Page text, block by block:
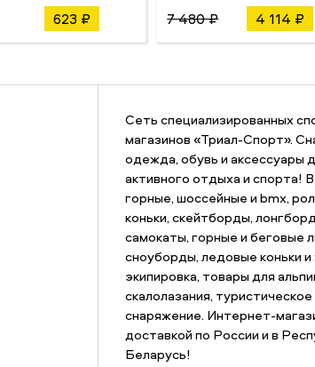
623 ₽ 7 480 ₽ 4 114 ₽
Сеть специализированных
магазинов «Триал-Спорт».
одежда, обувь и аксессуары
активного отдыха и спорта!
горные, шоссейные и bmx,
коньки, скейтборды,
самокаты, горные и беговые
сноуборды, ледовые коньки и
экипировка, товары для
скалолазания, туристическое
снаряжение. Интернет-
доставкой по России и в
Беларусь!